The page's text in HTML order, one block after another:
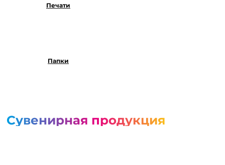
Печати
Папки
Сувенирная продукция